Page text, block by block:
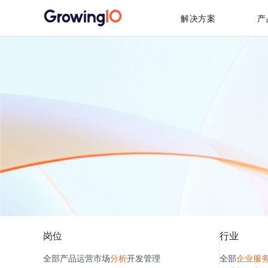
解决方案 产
岗位
全部产品运营市场分析开发管理
行业
全部企业服